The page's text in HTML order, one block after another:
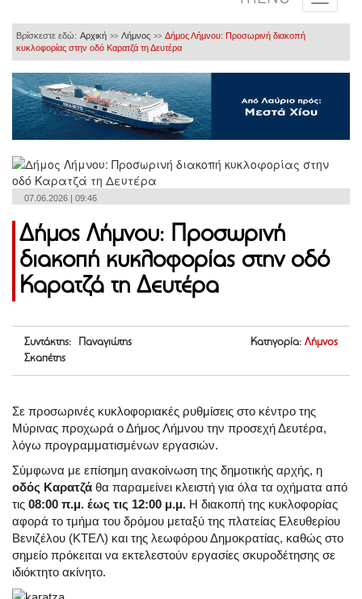
Βρίσκεστε εδώ: Αρχική >> Λήμνος >> Δήμος Λήμνου: Προσωρινή διακοπή
κυκλοφορίας στην οδό Καρατζά τη Δευτέρα
07.06.2026 | 09:46
Δήμος Λήμνου: Προσωρινή
διακοπή κυκλοφορίας στην οδό
Καρατζά τη Δευτέρα
Συντάκτης: Παναγιώτης
Σκαπέτης
Κατηγορία: Λήμνος
Σε προσωρινές κυκλοφοριακές ρυθμίσεις στο κέντρο της
Μύρινας προχωρά ο Δήμος Λήμνου την προσεχή Δευτέρα,
λόγω προγραμματισμένων εργασιών.
Σύμφωνα με επίσημη ανακοίνωση της δημοτικής αρχής, η
οδός Καρατζά θα παραμείνει κλειστή για όλα τα οχήματα από
τις 08:00 π.μ. έως τις 12:00 μ.μ. Η διακοπή της κυκλοφορίας
αφορά το τμήμα του δρόμου μεταξύ της πλατείας Ελευθερίου
Βενιζέλου (ΚΤΕΛ) και της λεωφόρου Δημοκρατίας, καθώς στο
σημείο πρόκειται να εκτελεστούν εργασίες σκυροδέτησης σε
ιδιόκτητο ακίνητο.